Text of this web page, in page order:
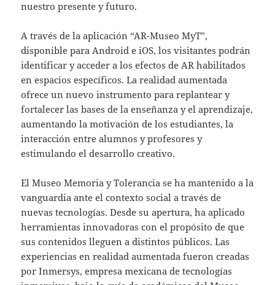
nuestro presente y futuro.
A través de la aplicación “AR-Museo MyT”,
disponible para Android e iOS, los visitantes podrán
identificar y acceder a los efectos de AR habilitados
en espacios específicos. La realidad aumentada
ofrece un nuevo instrumento para replantear y
fortalecer las bases de la enseñanza y el aprendizaje,
aumentando la motivación de los estudiantes, la
interacción entre alumnos y profesores y
estimulando el desarrollo creativo.
El Museo Memoria y Tolerancia se ha mantenido a la
vanguardia ante el contexto social a través de
nuevas tecnologías. Desde su apertura, ha aplicado
herramientas innovadoras con el propósito de que
sus contenidos lleguen a distintos públicos. Las
experiencias en realidad aumentada fueron creadas
por Inmersys, empresa mexicana de tecnologías